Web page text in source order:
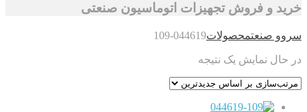
خرید و فروش تجهیزات اتوماسیون صنعتی
سروو صنعتمحصولات044619-109
در حال نمایش یک نتیجه